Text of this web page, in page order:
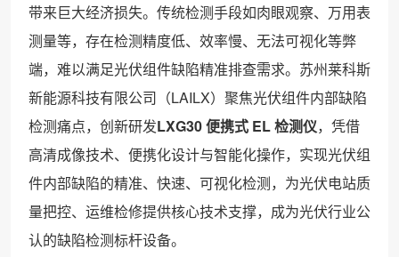
带来巨大经济损失。传统检测手段如肉眼观察、万用表
测量等，存在检测精度低、效率慢、无法可视化等弊
端，难以满足光伏组件缺陷精准排查需求。苏州莱科斯
新能源科技有限公司（LAILX）聚焦光伏组件内部缺陷
检测痛点，创新研发LXG30 便携式 EL 检测仪，凭借
高清成像技术、便携化设计与智能化操作，实现光伏组
件内部缺陷的精准、快速、可视化检测，为光伏电站质
量把控、运维检修提供核心技术支撑，成为光伏行业公
认的缺陷检测标杆设备。